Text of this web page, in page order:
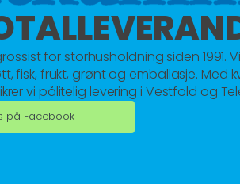
for storhusholdning siden 1991.
fisk, frukt, grønt og emballasje. Med
vi pålitelig levering i Vestfold og
på Facebook